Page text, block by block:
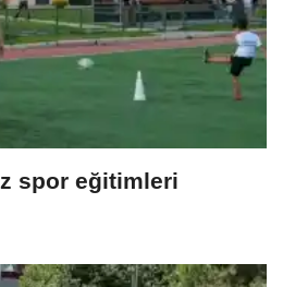
spor eğitimleri